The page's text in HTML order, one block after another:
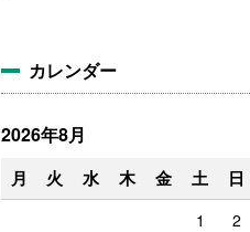
カレンダー
2026年8月
月 火 水 木 金 土 日
1
2